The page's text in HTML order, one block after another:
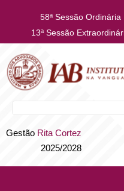
58ª Sessão
13ª Sessão
Gestão Rita Cortez
2025/2028